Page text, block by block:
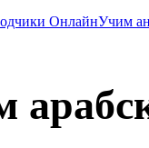
ОнлайнУчим